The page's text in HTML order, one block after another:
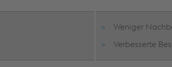
Weniger
Verbesserte